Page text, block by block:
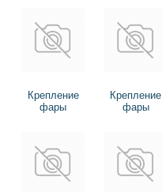
Крепление
фары
Крепление
фары